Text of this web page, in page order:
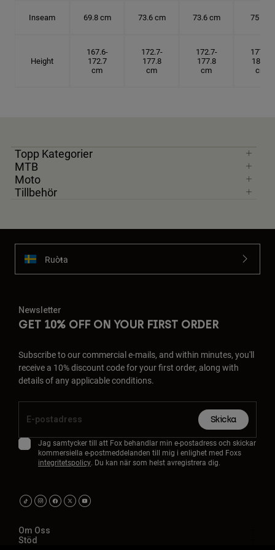
Inseam 69.8 cm 73.6 cm 73.6 cm 75 cm
Height
167.6-
172.7
cm
172.7-
177.8
cm
172.7-
177.8
cm
177.8-
182.9
cm
Topp Kategorier
MTB
Moto
Tillbehör
Ruoŧŧa
Newsletter
GET 10% OFF ON YOUR FIRST ORDER
Subscribe to our commercial e-mails, and within minutes, you'll
receive a 10% discount code for your first order, along with
details of any applicable conditions.
Skicka
Jag samtycker till att Fox behandlar min e-postadress och skickar
kommersiella e-postmeddelanden till mig i enlighet med Foxs
integritetspolicy. Du kan när som helst avregistrera dig.
Om Oss
Stöd